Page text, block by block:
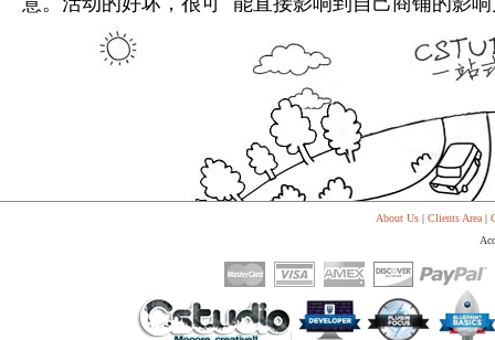
About Us| Clients Area|